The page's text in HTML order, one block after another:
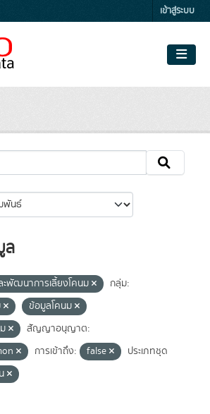
เข้าสู่ระบบ
ล
ะพัฒนาการเลี้ยงโคนม
กลุ่ม:
ข้อมูลโคนม
สัญญาอนุญาต:
การเข้าถึง: false
ประเภทชุด